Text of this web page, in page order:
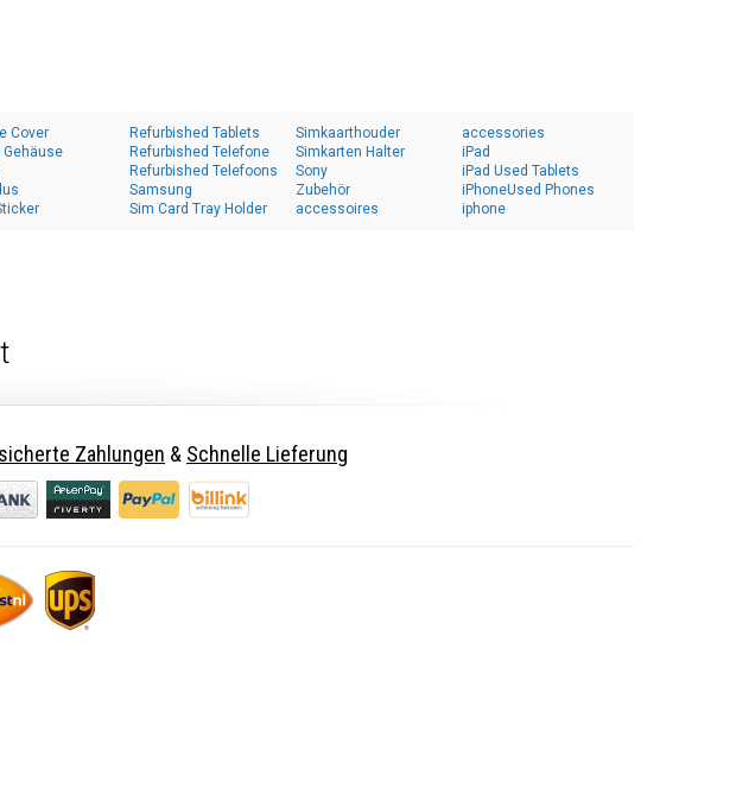
Cover
Gehäuse
Refurbished Tablets
Refurbished Telefone
Refurbished Telefoons
Samsung
Sim Card Tray Holder
Simkaarthouder
Simkarten Halter
Sony
Zubehör
accessoires
accessories
iPad
iPad Used Tablets
iPhoneUsed Phones
iphone
Zahlungen & Schnelle Lieferung